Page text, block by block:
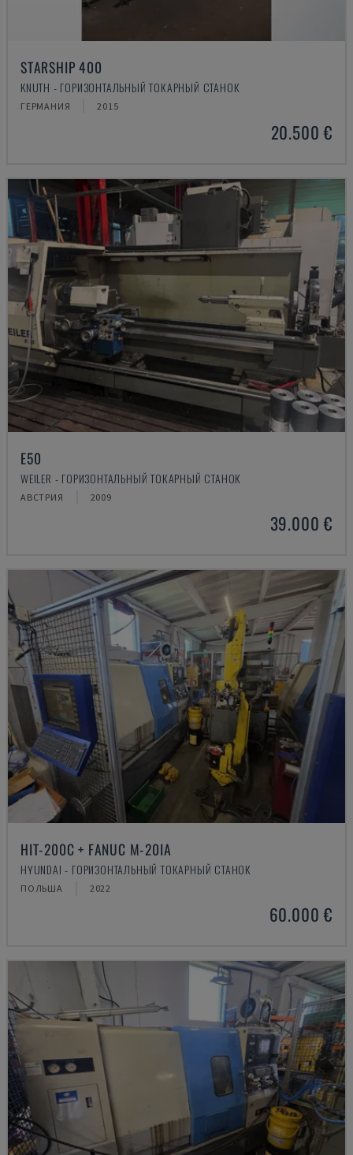
STARSHIP 400
KNUTH - ГОРИЗОНТАЛЬНЫЙ ТОКАРНЫЙ СТАНОК
ГЕРМАНИЯ 2015
20.500 €
E50
WEILER - ГОРИЗОНТАЛЬНЫЙ ТОКАРНЫЙ СТАНОК
АВСТРИЯ 2009
39.000 €
HIT-200C + FANUC M-20IA
HYUNDAI - ГОРИЗОНТАЛЬНЫЙ ТОКАРНЫЙ СТАНОК
ПОЛЬША 2022
60.000 €